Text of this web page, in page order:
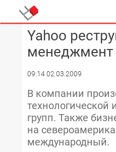
Yahoo
менеджмент
09:14 02.03.2009
В компании
технологической
групп. Также
на
международный.